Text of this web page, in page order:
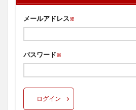
メールアドレス※
パスワード※
ログイン